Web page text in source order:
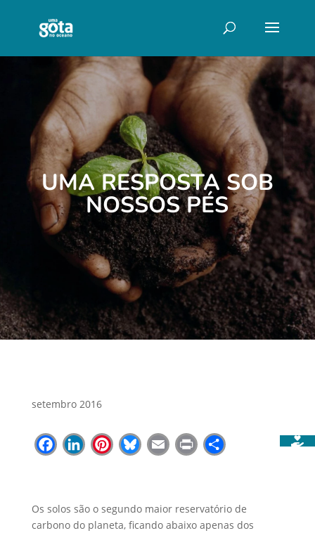
UMA RESPOSTA SOB
NOSSOS PÉS
setembro 2016
Facebook
LinkedIn
Pinterest
Bluesky
Email
PrintShare
Os solos são o segundo maior reservatório de
carbono do planeta, ficando abaixo apenas dos